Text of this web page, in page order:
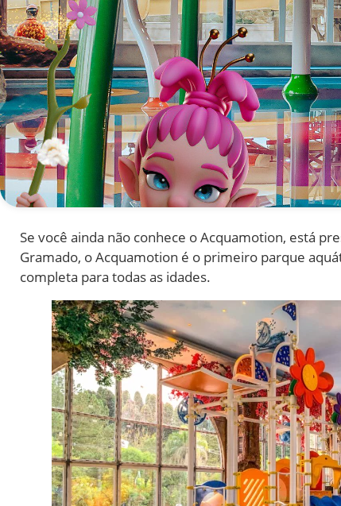
Se você ainda não conhece o Acquamotion, está
Gramado, o Acquamotion é o primeiro parque
completa para todas as idades.